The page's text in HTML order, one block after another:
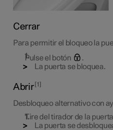
Cerrar
Para permitir el bloqueo la
Pulse el botón
.
La puerta se bloquea.
Abrir 1
Desbloqueo alternativo con
Tire del tirador de la
La puerta se